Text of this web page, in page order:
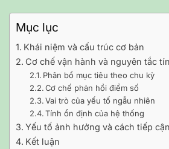
Mục lục
Khái niệm và cấu trúc cơ bản
Cơ chế vận hành và nguyên tắc
Phân bổ mục tiêu theo chu kỳ
Cơ chế phản hồi điểm số
Vai trò của yếu tố ngẫu nhiên
Tính ổn định của hệ thống
Yếu tố ảnh hưởng và cách tiếp
Kết luận